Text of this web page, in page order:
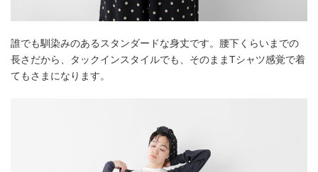
誰でも馴染みのあるスタンダードな身丈です。腰下くらいまでの
長さだから、タックインスタイルでも、そのままTシャツ感覚で着
てもさまになります。